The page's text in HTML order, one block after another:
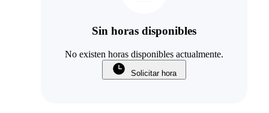
Sin horas disponibles
No existen horas disponibles actualmente.
Solicitar hora